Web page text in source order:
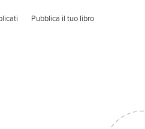
Pubblica il tuo libro